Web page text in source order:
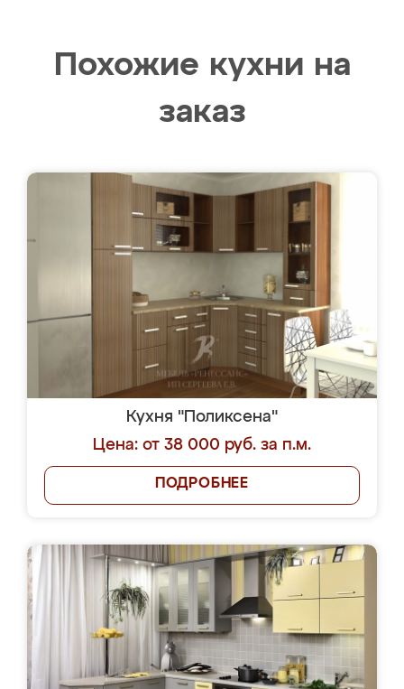
Похожие кухни на
заказ
Кухня "Поликсена"
Цена: от 38 000 руб. за п.м.
ПОДРОБНЕЕ